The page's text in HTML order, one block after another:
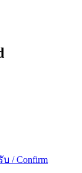
บ / Confirm